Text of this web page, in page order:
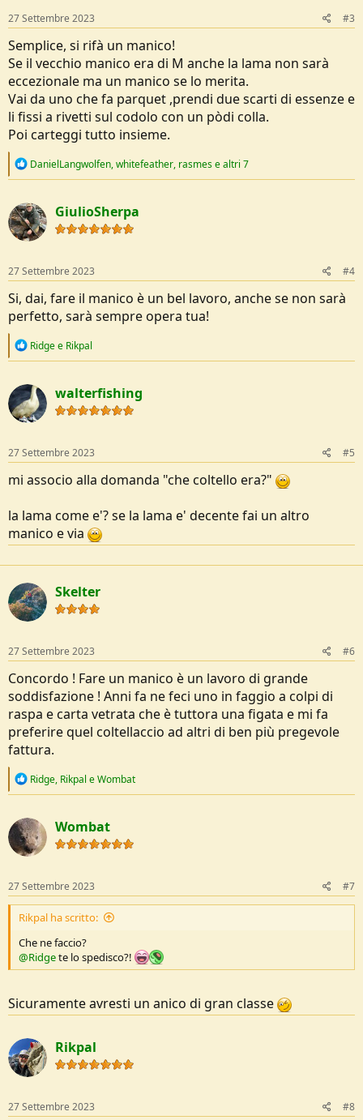
27 Settembre 2023 #3
Semplice, si rifà un manico!
Se il vecchio manico era di M anche la lama non sarà
eccezionale ma un manico se lo merita.
Vai da uno che fa parquet ,prendi due scarti di essenze e
li fissi a rivetti sul codolo con un pòdi colla.
Poi carteggi tutto insieme.
R
c
t
i
o
s
:
DanielLangwolfen,whitefeather, rasmese altri 7
GiulioSherpa
27 Settembre 2023 #4
Si, dai, fare il manico è un bel lavoro, anche se non sarà
perfetto, sarà sempre opera tua!
R
c
t
i
o
s
:
Ridgee Rikpal
walterfishing
27 Settembre 2023 #5
mi associo alla domanda "che coltello era?"
la lama come e'? se la lama e' decente fai un altro
manico e via
Skelter
27 Settembre 2023 #6
Concordo ! Fare un manico è un lavoro di grande
soddisfazione ! Anni fa ne feci uno in faggio a colpi di
raspa e carta vetrata che è tuttora una figata e mi fa
preferire quel coltellaccio ad altri di ben più pregevole
fattura.
R
c
t
i
o
s
:
Ridge, Rikpal eWombat
Wombat
27 Settembre 2023 #7
Rikpal ha scritto:
Che ne faccio?
@Ridgete lo spedisco?!
Sicuramente avresti un anico di gran classe
Rikpal
27 Settembre 2023 #8